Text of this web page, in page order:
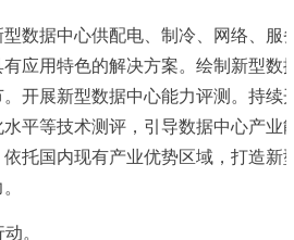
数据中心供配电、制冷、网络、服
应用特色的解决方案。绘制新型数
开展新型数据中心能力评测。持续
平等技术测评，引导数据中心产业
托国内现有产业优势区域，打造新
。